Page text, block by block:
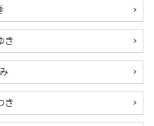
き
き